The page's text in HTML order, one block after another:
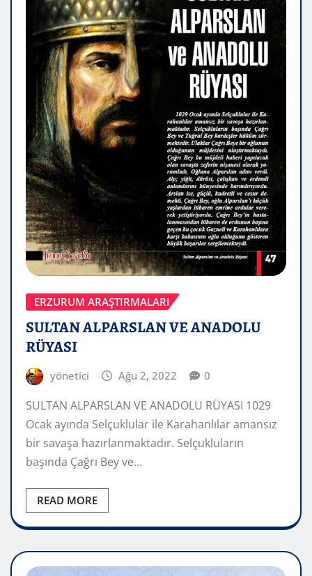
ERZURUM ARAŞTIRMALARI
SULTAN ALPARSLAN VE ANADOLU
RÜYASI
yönetici Ağu 2, 2022 0
SULTAN ALPARSLAN VE ANADOLU RÜYASI 1029
Ocak ayında Selçuklular ile Karahanlılar amansız
bir savaşa hazırlanmaktadır. Selçukluların
başında Çağrı Bey ve…
READ MORE